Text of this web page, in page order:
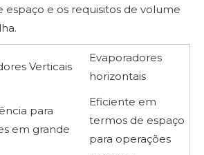
espaço e os requisitos de volume
Verticais
Evaporadores
horizontais
para
em grande
Eficiente em
termos de espaço
para operações